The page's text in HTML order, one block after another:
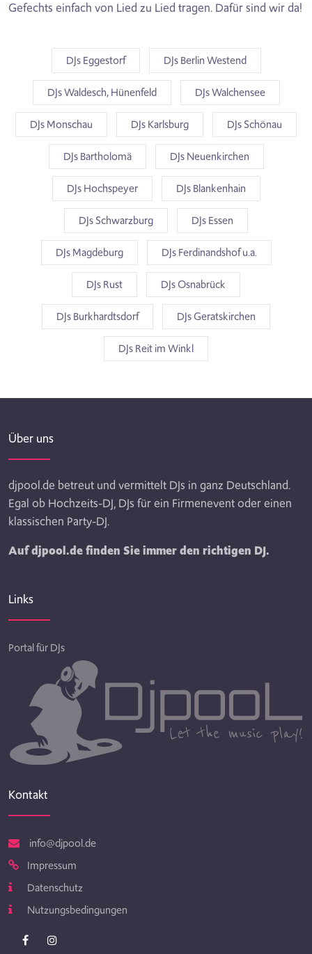
Gefechts einfach von Lied zu Lied tragen. Dafür sind wir da!
DJs Eggestorf DJs Berlin Westend
DJs Waldesch, Hünenfeld DJs Walchensee
DJs Monschau DJs Karlsburg DJs Schönau
DJs Bartholomä DJs Neuenkirchen
DJs Hochspeyer DJs Blankenhain
DJs Schwarzburg DJs Essen
DJs Magdeburg DJs Ferdinandshof u.a.
DJs Rust DJs Osnabrück
DJs Burkhardtsdorf DJs Geratskirchen
DJs Reit im Winkl
Über uns
djpool.de betreut und vermittelt DJs in ganz Deutschland.
Egal ob Hochzeits-DJ, DJs für ein Firmenevent oder einen
klassischen Party-DJ.
Auf djpool.de finden Sie immer den richtigen DJ.
Links
Portal für DJs
Kontakt
info@djpool.de
Impressum
Datenschutz
Nutzungsbedingungen